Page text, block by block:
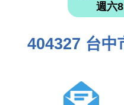
週六
404327 台中